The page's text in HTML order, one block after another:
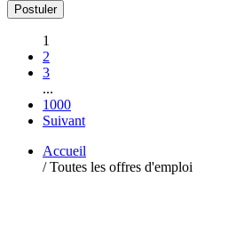
Postuler
1
2
3
...
1000
Suivant
Accueil
/ Toutes les offres d'emploi